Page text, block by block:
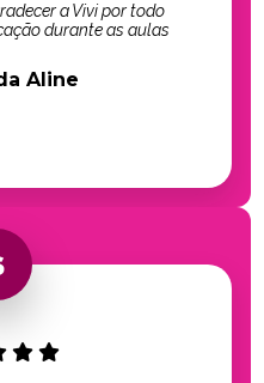
a Vivi por todo
durante as aulas
Aline